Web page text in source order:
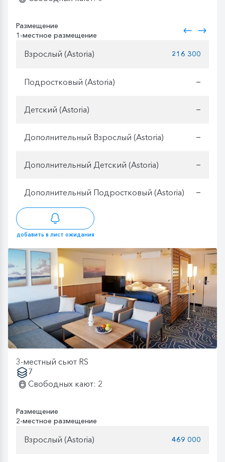
Размещение
1-местное размещение
Взрослый (Astoria) 216 300
Подростковый (Astoria) —
Детский (Astoria) —
Дополнительный Взрослый (Astoria) —
Дополнительный Детский (Astoria) —
Дополнительный Подростковый (Astoria) —
добавить в лист ожидания
3-местный сьют RS
7
Свободных кают: 2
Размещение
2-местное размещение
Взрослый (Astoria) 469 000